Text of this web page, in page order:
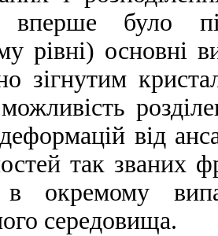
вперше було
рiвнi) основнi
зiгнутим
вiд
так званих
окремому
середовища.